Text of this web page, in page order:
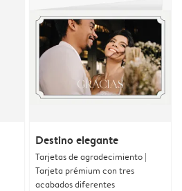
Destino elegante
Tarjetas de agradecimiento |
Tarjeta prémium con tres
acabados diferentes